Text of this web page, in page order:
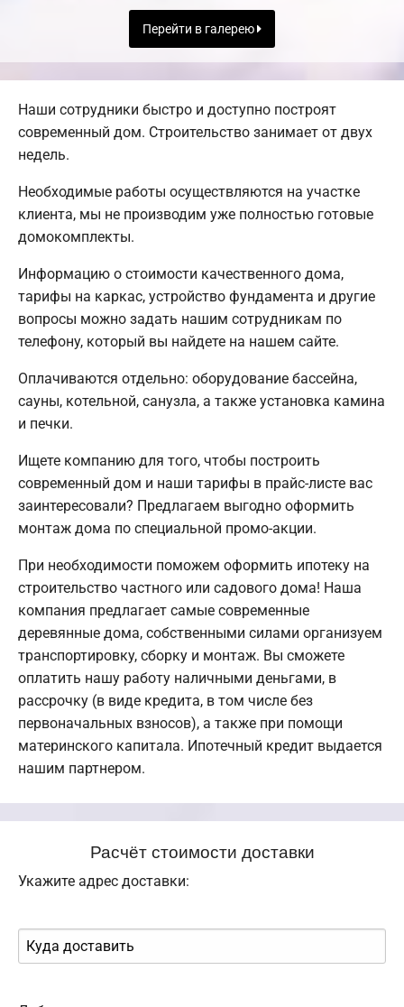
Перейти в галерею
Наши сотрудники быстро и доступно построят
современный дом. Строительство занимает от двух
недель.
Необходимые работы осуществляются на участке
клиента, мы не производим уже полностью готовые
домокомплекты.
Информацию о стоимости качественного дома,
тарифы на каркас, устройство фундамента и другие
вопросы можно задать нашим сотрудникам по
телефону, который вы найдете на нашем сайте.
Оплачиваются отдельно: оборудование бассейна,
сауны, котельной, санузла, а также установка камина
и печки.
Ищете компанию для того, чтобы построить
современный дом и наши тарифы в прайс-листе вас
заинтересовали? Предлагаем выгодно оформить
монтаж дома по специальной промо-акции.
При необходимости поможем оформить ипотеку на
строительство частного или садового дома! Наша
компания предлагает самые современные
деревянные дома, собственными силами организуем
транспортировку, сборку и монтаж. Вы сможете
оплатить нашу работу наличными деньгами, в
рассрочку (в виде кредита, в том числе без
первоначальных взносов), а также при помощи
материнского капитала. Ипотечный кредит выдается
нашим партнером.
Расчёт стоимости доставки
Укажите адрес доставки: